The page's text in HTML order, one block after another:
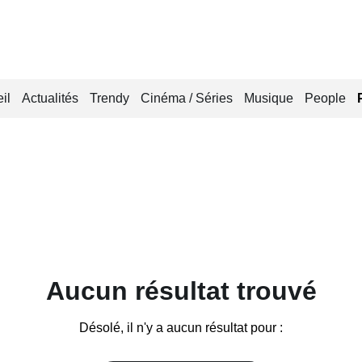
Actualités Trendy Cinéma / Séries Musique People
Aucun résultat trouvé
Désolé, il n'y a aucun résultat pour :